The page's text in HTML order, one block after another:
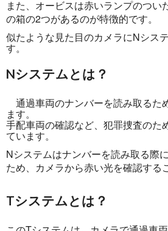
また、オービスは赤いランプのつい
の箱の2つがあるのが特徴的です。
似たような見た目のカメラにNシス
す。
Nシステムとは？
通過車両のナンバーを読み取るた
ます。
手配車両の確認など、犯罪捜査のた
ています。
Nシステムはナンバーを読み取る際
ため、カメラから赤い光を確認する
Tシステムとは？